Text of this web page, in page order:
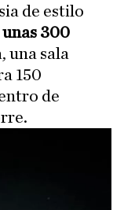
de estilo
unas 300
una sala
150
de